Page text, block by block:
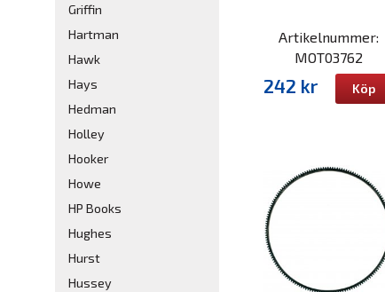
Griffin
Hartman
Hawk
Hays
Hedman
Holley
Hooker
Howe
HP Books
Hughes
Hurst
Hussey
Artikelnummer:
MOT03762
242 kr Köp